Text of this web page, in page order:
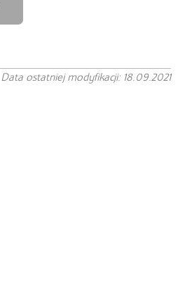
Data ostatniej modyfikacji: 18.09.2021